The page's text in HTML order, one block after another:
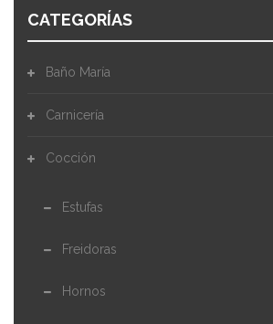
CATEGORÍAS
Baño María
Carnicería
Cocción
Estufas
Freidoras
Hornos